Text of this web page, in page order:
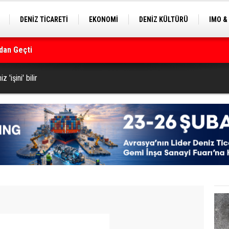
DENİZ TİCARETİ EKONOMİ DENİZ KÜLTÜRÜ
IMO
Geçti
'işini' bilir